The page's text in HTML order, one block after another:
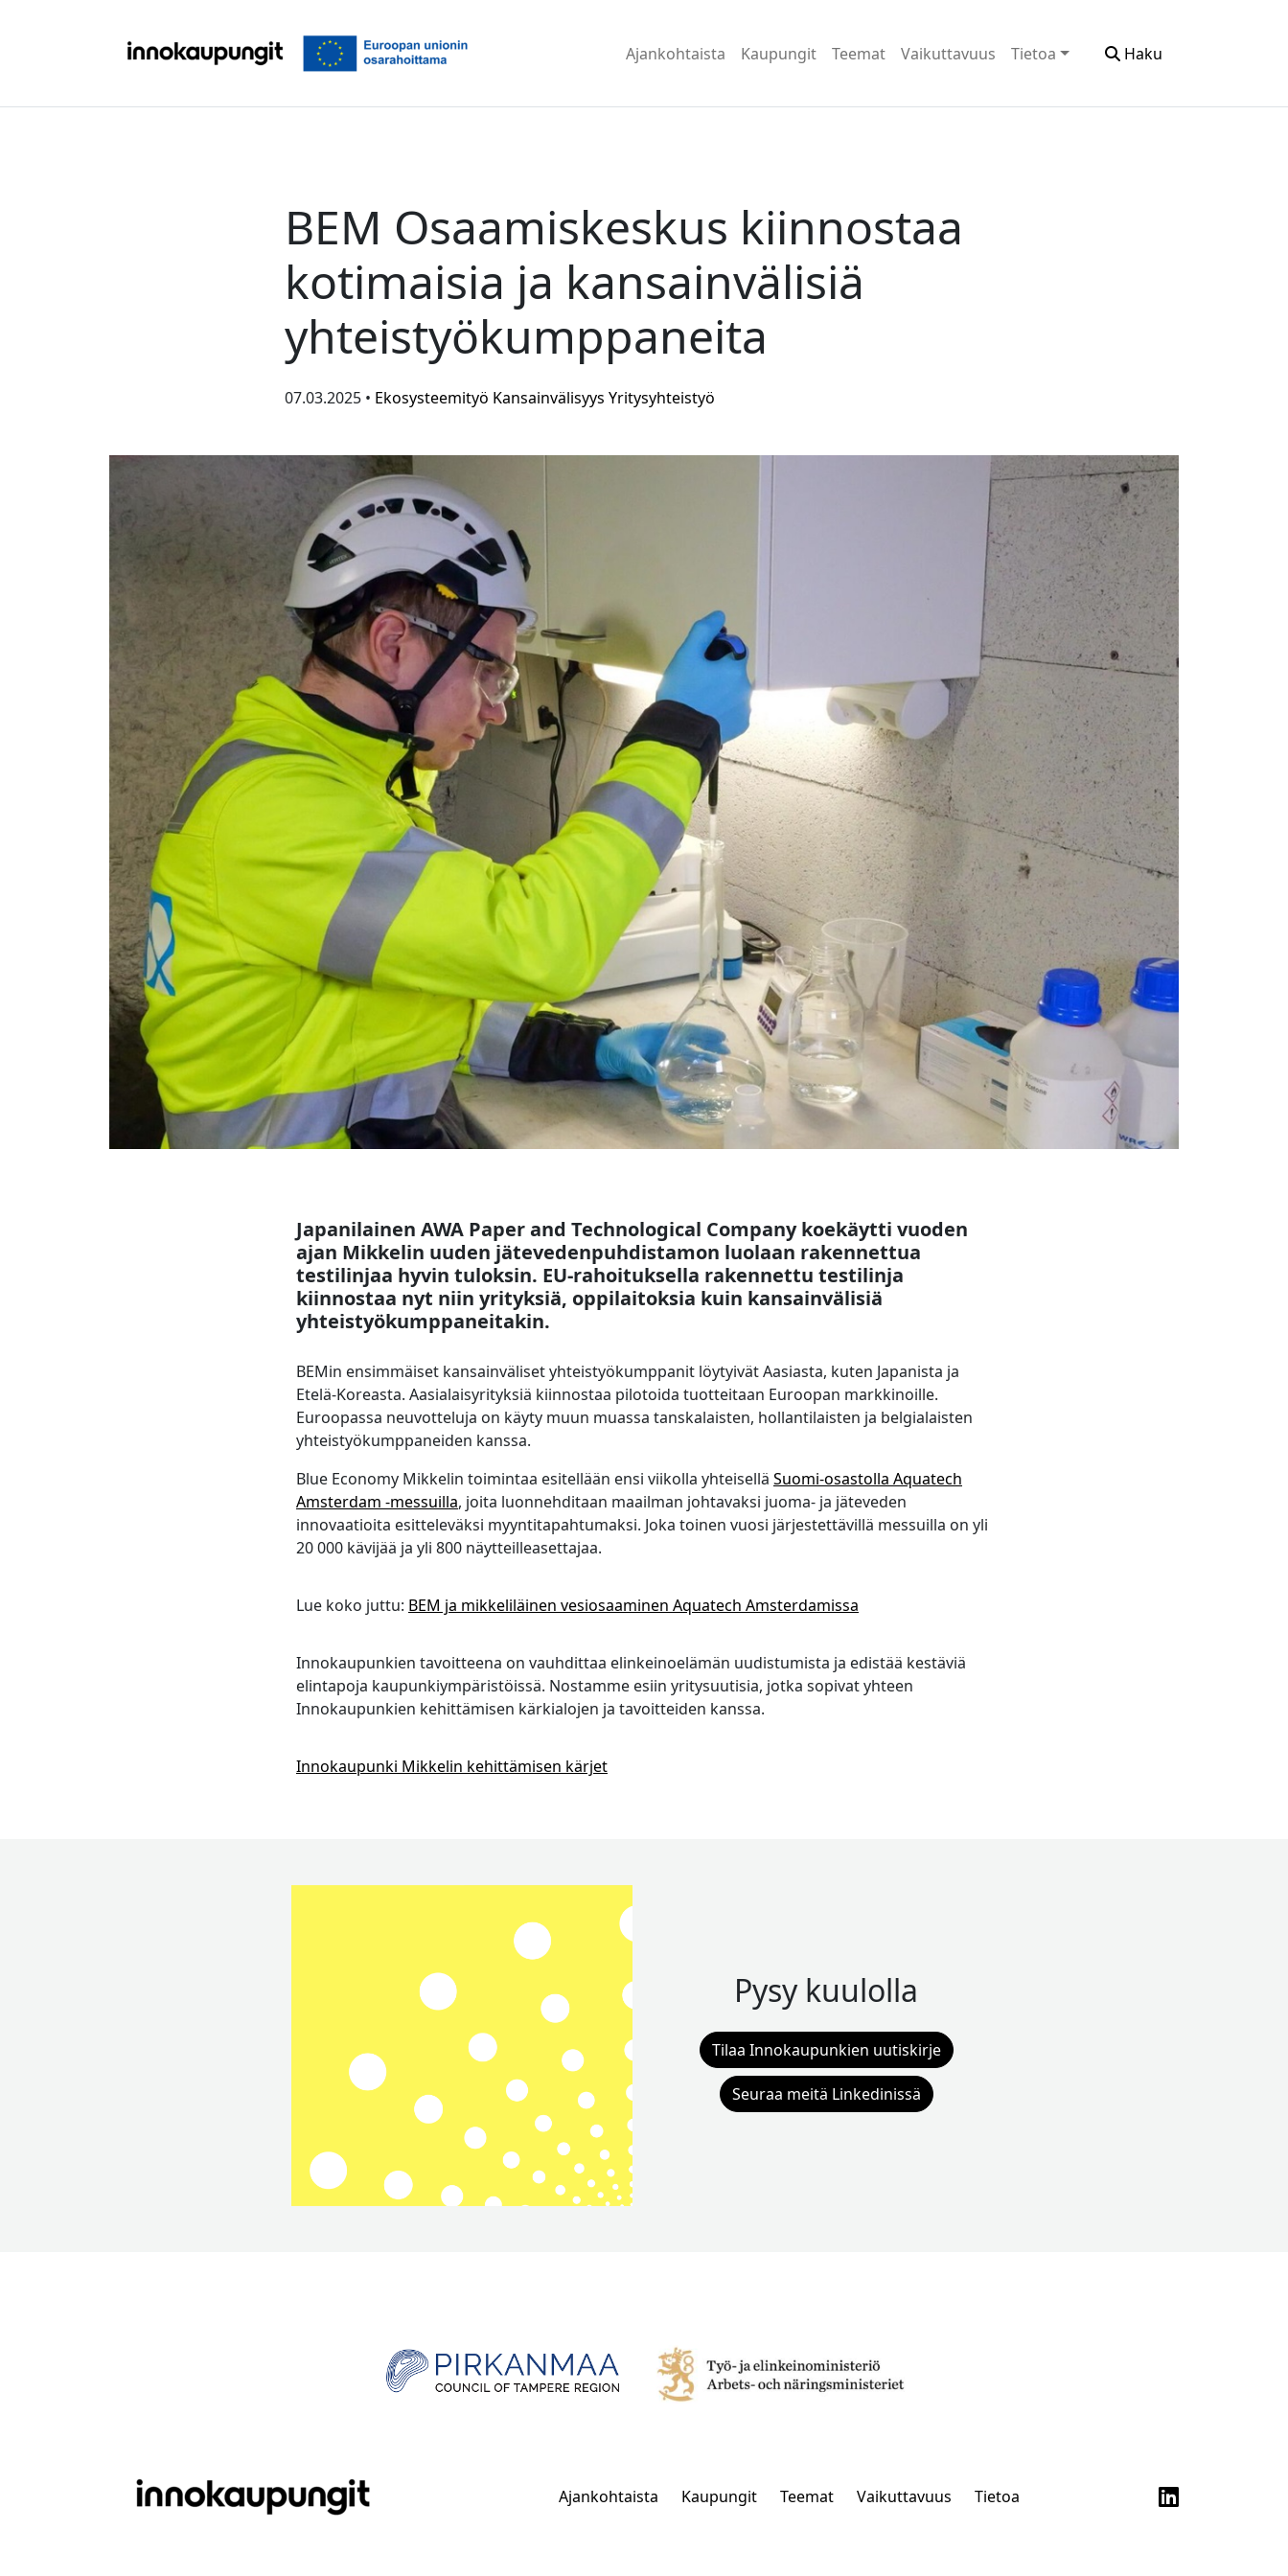
Ajankohtaista Kaupungit Teemat Vaikuttavuus Tietoa Haku
BEM Osaamiskeskus kiinnostaa
kotimaisia ja kansainvälisiä
yhteistyökumppaneita
07.03.2025 • Ekosysteemityö Kansainvälisyys Yritysyhteistyö
Japanilainen AWA Paper and Technological Company koekäytti vuoden
ajan Mikkelin uuden jätevedenpuhdistamon luolaan rakennettua
testilinjaa hyvin tuloksin. EU-rahoituksella rakennettu testilinja
kiinnostaa nyt niin yrityksiä, oppilaitoksia kuin kansainvälisiä
yhteistyökumppaneitakin.
BEMin ensimmäiset kansainväliset yhteistyökumppanit löytyivät Aasiasta, kuten Japanista ja
Etelä-Koreasta. Aasialaisyrityksiä kiinnostaa pilotoida tuotteitaan Euroopan markkinoille.
Euroopassa neuvotteluja on käyty muun muassa tanskalaisten, hollantilaisten ja belgialaisten
yhteistyökumppaneiden kanssa.
Blue Economy Mikkelin toimintaa esitellään ensi viikolla yhteisellä Suomi-osastolla Aquatech
Amsterdam -messuilla, joita luonnehditaan maailman johtavaksi juoma- ja jäteveden
innovaatioita esitteleväksi myyntitapahtumaksi. Joka toinen vuosi järjestettävillä messuilla on yli
20 000 kävijää ja yli 800 näytteilleasettajaa.
Lue koko juttu: BEM ja mikkeliläinen vesiosaaminen Aquatech Amsterdamissa
Innokaupunkien tavoitteena on vauhdittaa elinkeinoelämän uudistumista ja edistää kestäviä
elintapoja kaupunkiympäristöissä. Nostamme esiin yritysuutisia, jotka sopivat yhteen
Innokaupunkien kehittämisen kärkialojen ja tavoitteiden kanssa.
Innokaupunki Mikkelin kehittämisen kärjet
Pysy kuulolla
Tilaa Innokaupunkien uutiskirje
Seuraa meitä Linkedinissä
Ajankohtaista Kaupungit Teemat Vaikuttavuus Tietoa